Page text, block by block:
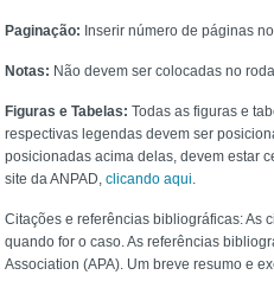
Paginação: Inserir número de páginas
Notas: Não devem ser colocadas no
Figuras e Tabelas: Todas as figuras e
respectivas legendas devem ser
posicionadas acima delas, devem estar
site da ANPAD, clicando aqui.
Citações e referências bibliográficas: As
quando for o caso. As referências
Association (APA). Um breve resumo e